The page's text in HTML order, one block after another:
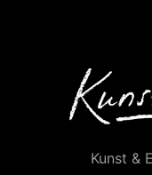
Kunst &